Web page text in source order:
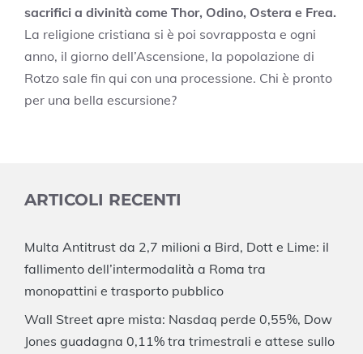
sacrifici a divinità come Thor, Odino, Ostera e Frea.
La religione cristiana si è poi sovrapposta e ogni
anno, il giorno dell’Ascensione, la popolazione di
Rotzo sale fin qui con una processione. Chi è pronto
per una bella escursione?
ARTICOLI RECENTI
Multa Antitrust da 2,7 milioni a Bird, Dott e Lime: il
fallimento dell’intermodalità a Roma tra
monopattini e trasporto pubblico
Wall Street apre mista: Nasdaq perde 0,55%, Dow
Jones guadagna 0,11% tra trimestrali e attese sullo